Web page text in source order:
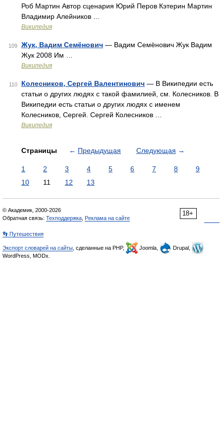
Роб Мартин Автор сценария Юрий Перов Кэтерин Мартин
Владимир Алейников …
Википедия
109 Жук, Вадим Семёнович — Вадим Семёнович Жук Вадим
Жук 2008 Им …
Википедия
110 Колесников, Сергей Валентинович — В Википедии есть
статьи о других людях с такой фамилией, см. Колесников. В
Википедии есть статьи о других людях с именем
Колесников, Сергей. Сергей Колесников …
Википедия
Страницы ← Предыдущая Следующая →
1 2 3 4 5 6 7 8
9
10
11 12 13
18+
© Академик, 2000-2026
Обратная связь: Техподдержка Реклама на сайте
👣 Путешествия
Экспорт словарей на сайты , сделанные на PHP, Joomla,
Drupal,
WordPress, MODx.